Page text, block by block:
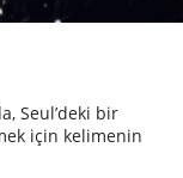
Seul’deki bir
için kelimenin